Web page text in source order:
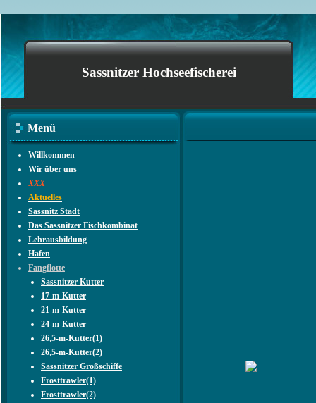
Sassnitzer Hochseefischerei
Menü
Willkommen
Wir über uns
XXX
Aktuelles
Sassnitz Stadt
Das Sassnitzer Fischkombinat
Lehrausbildung
Hafen
Fangflotte
Sassnitzer Kutter
17-m-Kutter
21-m-Kutter
24-m-Kutter
26,5-m-Kutter(1)
26,5-m-Kutter(2)
Sassnitzer Großschiffe
Frosttrawler(1)
Frosttrawler(2)